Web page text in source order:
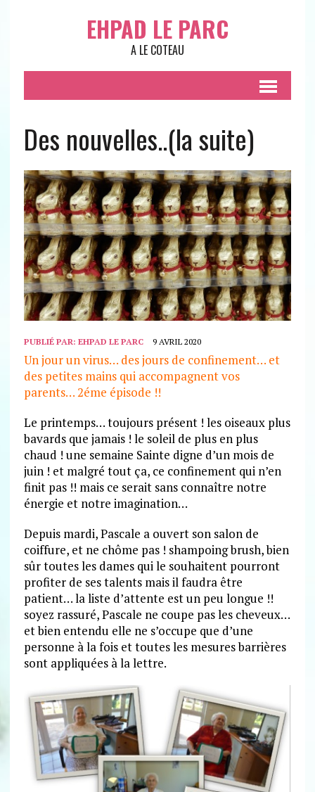
EHPAD LE PARC
A LE COTEAU
Des nouvelles..(la suite)
PUBLIÉ PAR: EHPAD LE PARC 9 AVRIL 2020
Un jour un virus… des jours de confinement… et
des petites mains qui accompagnent vos
parents… 2éme épisode !!
Le printemps… toujours présent ! les oiseaux plus
bavards que jamais ! le soleil de plus en plus
chaud ! une semaine Sainte digne d’un mois de
juin ! et malgré tout ça, ce confinement qui n’en
finit pas !! mais ce serait sans connaître notre
énergie et notre imagination…
Depuis mardi, Pascale a ouvert son salon de
coiffure, et ne chôme pas ! shampoing brush, bien
sûr toutes les dames qui le souhaitent pourront
profiter de ses talents mais il faudra être
patient… la liste d’attente est un peu longue !!
soyez rassuré, Pascale ne coupe pas les cheveux…
et bien entendu elle ne s’occupe que d’une
personne à la fois et toutes les mesures barrières
sont appliquées à la lettre.